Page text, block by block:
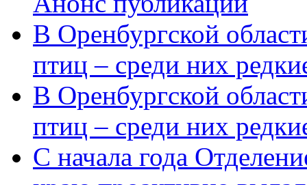
В Оренбургской
птиц – среди них
В Оренбургской
птиц – среди них
С начала года